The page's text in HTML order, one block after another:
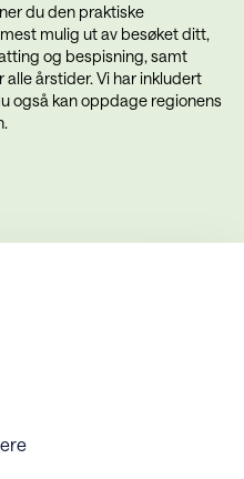
du den praktiske
mulig ut av besøket ditt,
og bespisning, samt
årstider. Vi har inkludert
også kan oppdage regionens